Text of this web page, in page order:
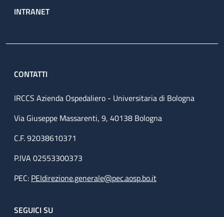
INTRANET
CONTATTI
IRCCS Azienda Ospedaliero - Universitaria di Bologna
Via Giuseppe Massarenti, 9, 40138 Bologna
C.F. 92038610371
P.IVA 02553300373
PEC: PEIdirezione.generale@pec.aosp.bo.it
SEGUICI SU